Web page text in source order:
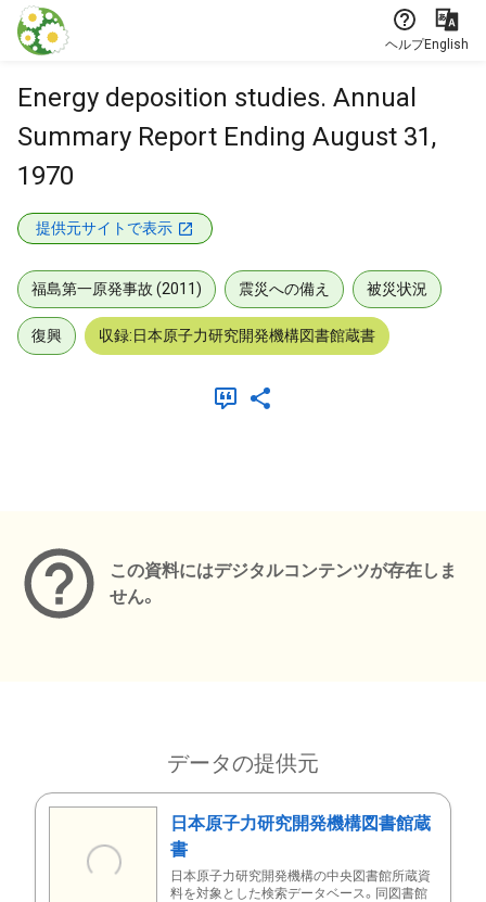
本文に飛ぶ
ヘルプEnglish
Energy deposition studies. Annual
Summary Report Ending August 31,
1970
提供元サイトで表示
福島第一原発事故 (2011) 震災への備え 被災状況
復興 収録:日本原子力研究開発機構図書館蔵書
この資料にはデジタルコンテンツが存在しま
せん。
データの提供元
日本原子力研究開発機構図書館蔵
書
日本原子力研究開発機構の中央図書館所蔵資
料を対象とした検索データベース。同図書館